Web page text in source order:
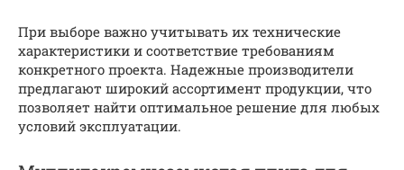
При выборе важно учитывать их технические
характеристики и соответствие требованиям
конкретного проекта. Надежные производители
предлагают широкий ассортимент продукции, что
позволяет найти оптимальное решение для любых
условий эксплуатации.